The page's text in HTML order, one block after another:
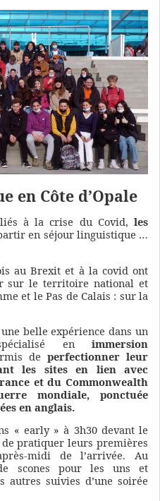
en Côte d’Opale
à la crise du Covid, les
en séjour linguistique …
au Brexit et à la covid ont
sur le territoire national et
et le Pas de Calais : sur la
belle expérience dans un
en immersion
de perfectionner leur
les sites en lien avec
et du Commonwealth
mondiale, ponctuée
en anglais.
« early » à 3h30 devant le
pratiquer leurs premières
midi de l’arrivée. Au
scones pour les uns et
suivies d’une soirée